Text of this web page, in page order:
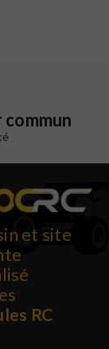
et site
RC